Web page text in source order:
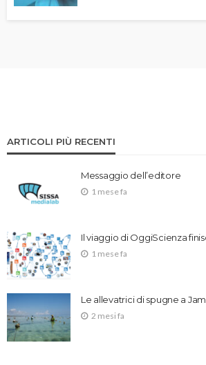
ARTICOLI PIÙ RECENTI
Messaggio dell’editore
1 mese fa
Il viaggio di OggiScienza
1 mese fa
Le allevatrici di spugne a
2 mesi fa